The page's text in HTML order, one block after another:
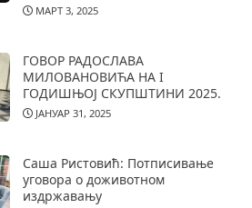
МАРТ 3, 2025
ГОВОР РАДОСЛАВА
МИЛОВАНОВИЋА НА I
ГОДИШЊОЈ СКУПШТИНИ 2025.
ЈАНУАР 31, 2025
Саша Ристовић: Потписивање
уговора о доживотном
издржавању